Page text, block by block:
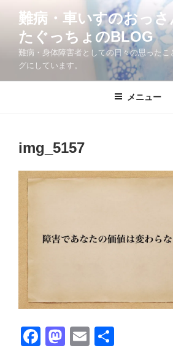
へ
難病・車いすの
たぐっちょのBLOG
難病・身体障害者としての日々の思ったこ
グにしています。
メニュー
img_5157
F
M
E